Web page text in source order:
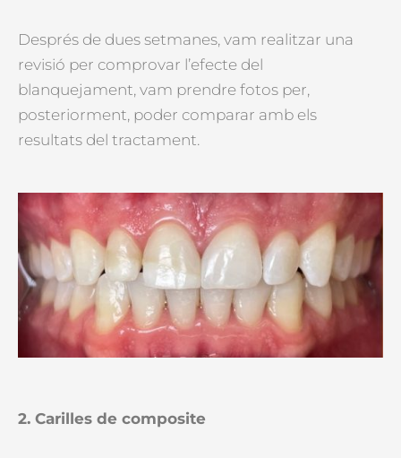
Després de dues setmanes, vam realitzar una
revisió per comprovar l’efecte del
blanquejament, vam prendre fotos per,
posteriorment, poder comparar amb els
resultats del tractament.
2. Carilles de composite